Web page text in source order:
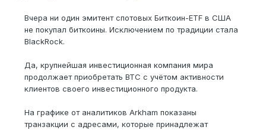
Вчера ни один эмитент спотовых Биткоин-ETF в США
не покупал биткоины. Исключением по традиции стала
BlackRock.
Да, крупнейшая инвестиционная компания мира
продолжает приобретать BTC с учётом активности
клиентов своего инвестиционного продукта.
На графике от аналитиков Arkham показаны
транзакции с адресами, которые принадлежат